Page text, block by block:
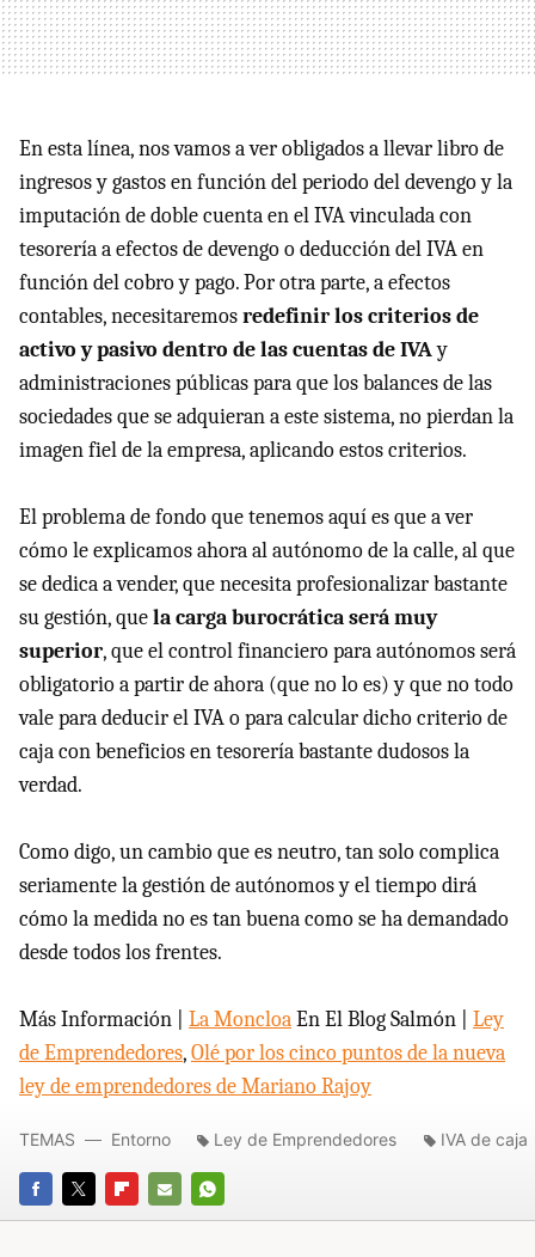
En esta línea, nos vamos a ver obligados a llevar libro de
ingresos y gastos en función del periodo del devengo y la
imputación de doble cuenta en el IVA vinculada con
tesorería a efectos de devengo o deducción del IVA en
función del cobro y pago. Por otra parte, a efectos
contables, necesitaremosredefinir los criterios de
activo y pasivo dentro de las cuentas de IVAy
administraciones públicas para que los balances de las
sociedades que se adquieran a este sistema, no pierdan la
imagen fiel de la empresa, aplicando estos criterios.
El problema de fondo que tenemos aquí es que a ver
cómo le explicamos ahora al autónomo de la calle, al que
se dedica a vender, que necesita profesionalizar bastante
su gestión, quela carga burocrática será muy
superior, que el control financiero para autónomos será
obligatorio a partir de ahora (que no lo es) y que no todo
vale para deducir el IVA o para calcular dicho criterio de
caja con beneficios en tesorería bastante dudosos la
verdad.
Como digo, un cambio que es neutro, tan solo complica
seriamente la gestión de autónomos y el tiempo dirá
cómo la medida no es tan buena como se ha demandado
desde todos los frentes.
Más Información | La MoncloaEn El Blog Salmón | Ley
de Emprendedores,Olé por los cinco puntos de la nueva
ley de emprendedores de Mariano Rajoy
FACEBOOK
TWITTERFLIPBOARD
E-
WHATSAPP
TEMAS Entorno Ley de Emprendedores IVA de caja